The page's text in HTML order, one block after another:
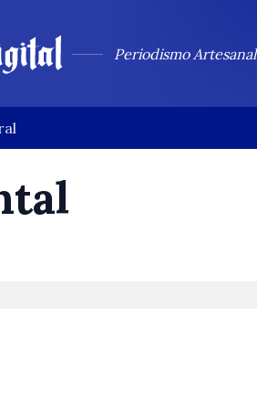
Periodismo Artesanal